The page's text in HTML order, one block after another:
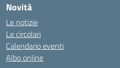
Novità
Le notizie
Le circolari
Calendario eventi
Albo online